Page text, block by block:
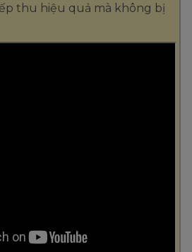
thu hiệu quả mà không bị